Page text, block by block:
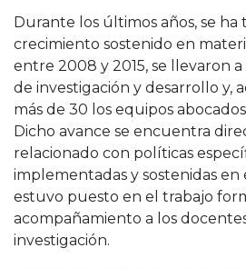
Durante los últimos años, se
crecimiento sostenido en
entre 2008 y 2015, se llevaron
de investigación y desarrollo y,
más de 30 los equipos
Dicho avance se encuentra
relacionado con políticas
implementadas y sostenidas
estuvo puesto en el trabajo
acompañamiento a los
investigación.